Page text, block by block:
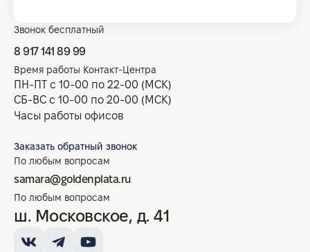
Звонок бесплатный
8 917 141 89 99
Время работы Контакт-Центра
ПН-ПТ с 10-00 по 22-00 (МСК)
СБ-ВС с 10-00 по 20-00 (МСК)
Часы работы офисов
Заказать обратный звонок
По любым вопросам
samara@goldenplata.ru
По любым вопросам
ш. Московское, д. 41